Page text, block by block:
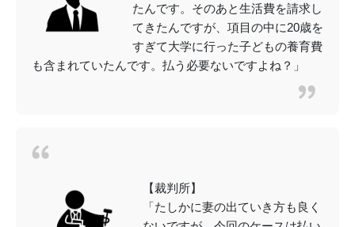
たんです。そのあと生活費を請求し
てきたんですが、項目の中に20歳を
すぎて大学に行った子どもの養育費
も含まれていたんです。払う必要ないですよね？」
【裁判所】
「たしかに妻の出ていき方も良く